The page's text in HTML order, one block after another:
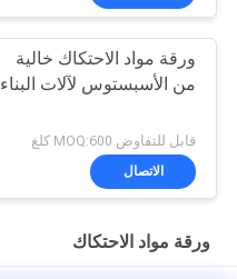
ورقة مواد الاحتكاك خالية
من الأسبستوس لآلات البناء
قابل للتفاوض MOQ:600 كلغ
الاتصال
ورقة مواد الاحتكاك